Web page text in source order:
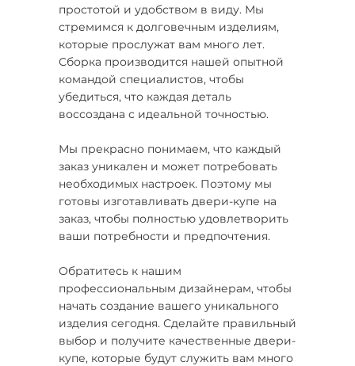
простотой и удобством в виду. Мы
стремимся к долговечным изделиям,
которые прослужат вам много лет.
Сборка производится нашей опытной
командой специалистов, чтобы
убедиться, что каждая деталь
воссоздана с идеальной точностью.
Мы прекрасно понимаем, что каждый
заказ уникален и может потребовать
необходимых настроек. Поэтому мы
готовы изготавливать двери-купе на
заказ, чтобы полностью удовлетворить
ваши потребности и предпочтения.
Обратитесь к нашим
профессиональным дизайнерам, чтобы
начать создание вашего уникального
изделия сегодня. Сделайте правильный
выбор и получите качественные двери-
купе, которые будут служить вам много